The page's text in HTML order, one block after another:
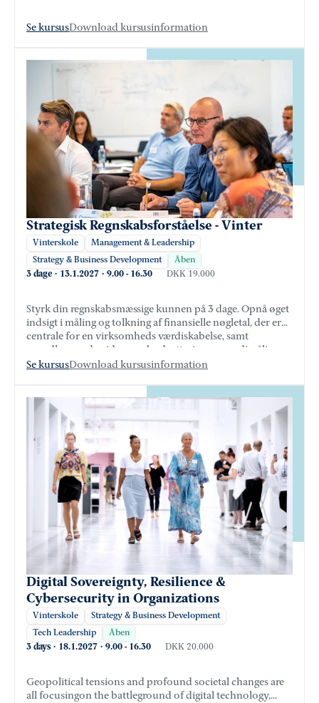
Se kursusDownload kursusinformation
Strategisk Regnskabsforståelse - Vinter
Vinterskole
Management & Leadership
Strategy & Business Development
Åben
3 dage · 13.1.2027 · 9.00 - 16.30 DKK 19.000
Styrk din regnskabsmæssige kunnen på 3 dage. Opnå øget
indsigt i måling og tolkning af finansielle nøgletal, der er
centrale for en virksomheds værdiskabelse, samt
grundlæggende viden om budgettering og værdimåling.
Se kursusDownload kursusinformation
Digital Sovereignty, Resilience &
Cybersecurity in Organizations
Vinterskole
Strategy & Business Development
Tech Leadership
Åben
3 days · 18.1.2027 · 9.00 - 16.30 DKK 20.000
Geopolitical tensions and profound societal changes are
all focusing on the battleground of digital technology,